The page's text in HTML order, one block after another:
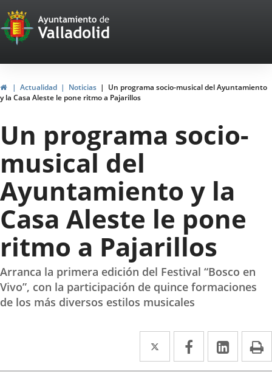
Portal
Web
del
Ayuntamiento
de
Valladolid
HomeActualidad Noticias
Un programa socio-musical del Ayuntamiento
y la Casa Aleste le pone ritmo a Pajarillos
Un programa socio-
musical del
Ayuntamiento y la
Casa Aleste le pone
ritmo a Pajarillos
Arranca la primera edición del Festival “Bosco en
Vivo”, con la participación de quince formaciones
de los más diversos estilos musicales
Twitter
Enlace
a
Facebook
Enlace
a
Enlace
a